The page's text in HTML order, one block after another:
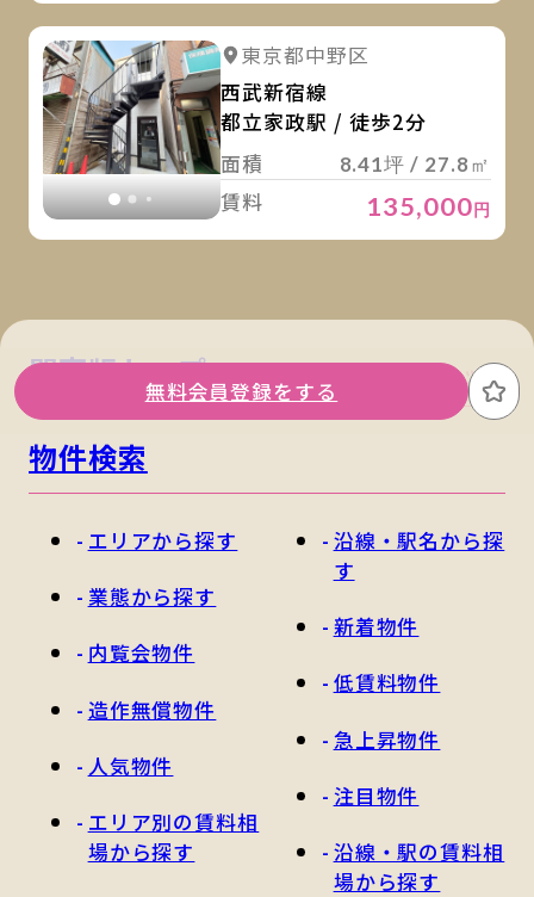
詳細を見る
東京都中野区
西武新宿線
都立家政駅 / 徒歩2分
面積
8.41坪 / 27.8㎡
賃料 135,000円
無料会員登録をする お
関東版トップ 関西版トップ
物件検索
エリアから探す
業態から探す
内覧会物件
造作無償物件
人気物件
エリア別の賃料相
場から探す
沿線・駅名から探
す
新着物件
低賃料物件
急上昇物件
注目物件
沿線・駅の賃料相
場から探す